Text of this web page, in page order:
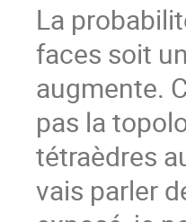
La
faces soit
augmente.
pas la
tétraèdres
vais parler